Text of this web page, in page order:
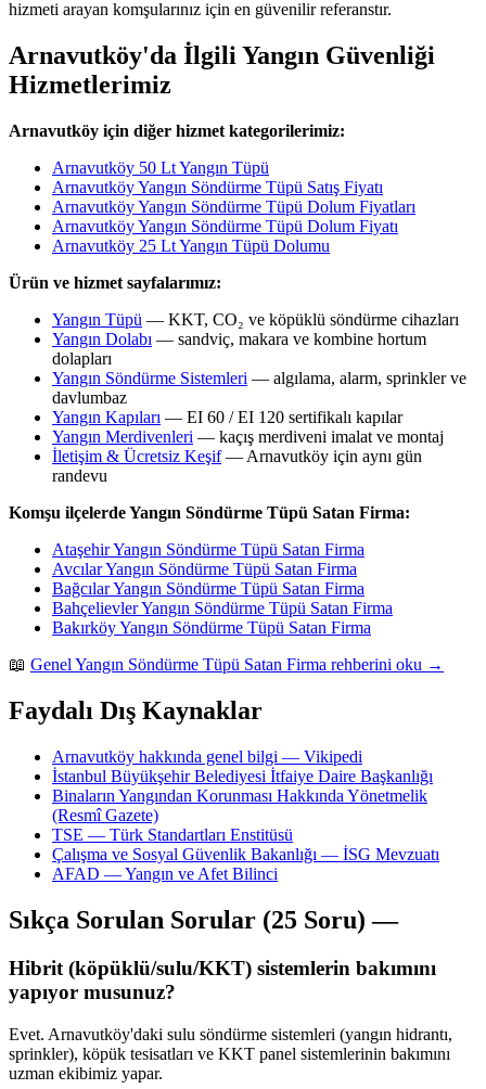
hizmeti arayan komşularınız için en güvenilir referanstır.
Arnavutköy'da İlgili Yangın Güvenliği
Hizmetlerimiz
Arnavutköy için diğer hizmet kategorilerimiz:
Arnavutköy 50 Lt Yangın Tüpü
Arnavutköy Yangın Söndürme Tüpü Satış Fiyatı
Arnavutköy Yangın Söndürme Tüpü Dolum Fiyatları
Arnavutköy Yangın Söndürme Tüpü Dolum Fiyatı
Arnavutköy 25 Lt Yangın Tüpü Dolumu
Ürün ve hizmet sayfalarımız:
Yangın Tüpü — KKT, CO₂ ve köpüklü söndürme cihazları
Yangın Dolabı — sandviç, makara ve kombine hortum
dolapları
Yangın Söndürme Sistemleri — algılama, alarm, sprinkler ve
davlumbaz
Yangın Kapıları — EI 60 / EI 120 sertifikalı kapılar
Yangın Merdivenleri — kaçış merdiveni imalat ve montaj
İletişim & Ücretsiz Keşif— Arnavutköy için aynı gün
randevu
Komşu ilçelerde Yangın Söndürme Tüpü Satan Firma:
Ataşehir Yangın Söndürme Tüpü Satan Firma
Avcılar Yangın Söndürme Tüpü Satan Firma
Bağcılar Yangın Söndürme Tüpü Satan Firma
Bahçelievler Yangın Söndürme Tüpü Satan Firma
Bakırköy Yangın Söndürme Tüpü Satan Firma
📖 Genel Yangın Söndürme Tüpü Satan Firma rehberini oku →
Faydalı Dış Kaynaklar
Arnavutköy hakkında genel bilgi — Vikipedi
İstanbul Büyükşehir Belediyesi İtfaiye Daire Başkanlığı
Binaların Yangından Korunması Hakkında Yönetmelik
(Resmî Gazete)
TSE — Türk Standartları Enstitüsü
Çalışma ve Sosyal Güvenlik Bakanlığı — İSG Mevzuatı
AFAD — Yangın ve Afet Bilinci
Sıkça Sorulan Sorular (25 Soru) —
Hibrit (köpüklü/sulu/KKT) sistemlerin bakımını
yapıyor musunuz?
Evet. Arnavutköy'daki sulu söndürme sistemleri (yangın hidrantı,
sprinkler), köpük tesisatları ve KKT panel sistemlerinin bakımını
uzman ekibimiz yapar.